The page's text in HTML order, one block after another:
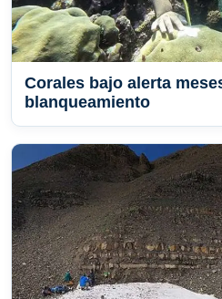
Corales bajo alerta
blanqueamiento